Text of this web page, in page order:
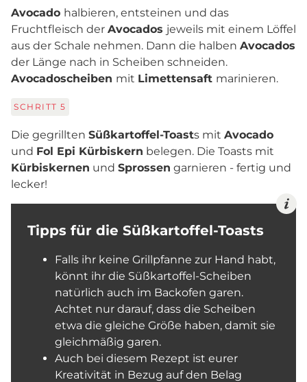
Avocado halbieren, entsteinen und das
Fruchtfleisch der Avocados jeweils mit einem Löffel
aus der Schale nehmen. Dann die halben Avocados
der Länge nach in Scheiben schneiden.
Avocadoscheiben mit Limettensaft marinieren.
SCHRITT 5
Die gegrillten Süßkartoffel-Toasts mit Avocado
und Fol Epi Kürbiskern belegen. Die Toasts mit
Kürbiskernen und Sprossen garnieren - fertig und
lecker!
Tipps für die Süßkartoffel-Toasts
Falls ihr keine Grillpfanne zur Hand habt,
könnt ihr die Süßkartoffel-Scheiben
natürlich auch im Backofen garen.
Achtet nur darauf, dass die Scheiben
etwa die gleiche Größe haben, damit sie
gleichmäßig garen.
Auch bei diesem Rezept ist eurer
Kreativität in Bezug auf den Belag